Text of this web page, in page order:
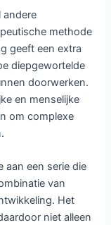
andere
methode
geeft een extra
diepgewortelde
doorwerken.
en menselijke
om complexe
aan een serie die
van
Het
niet alleen